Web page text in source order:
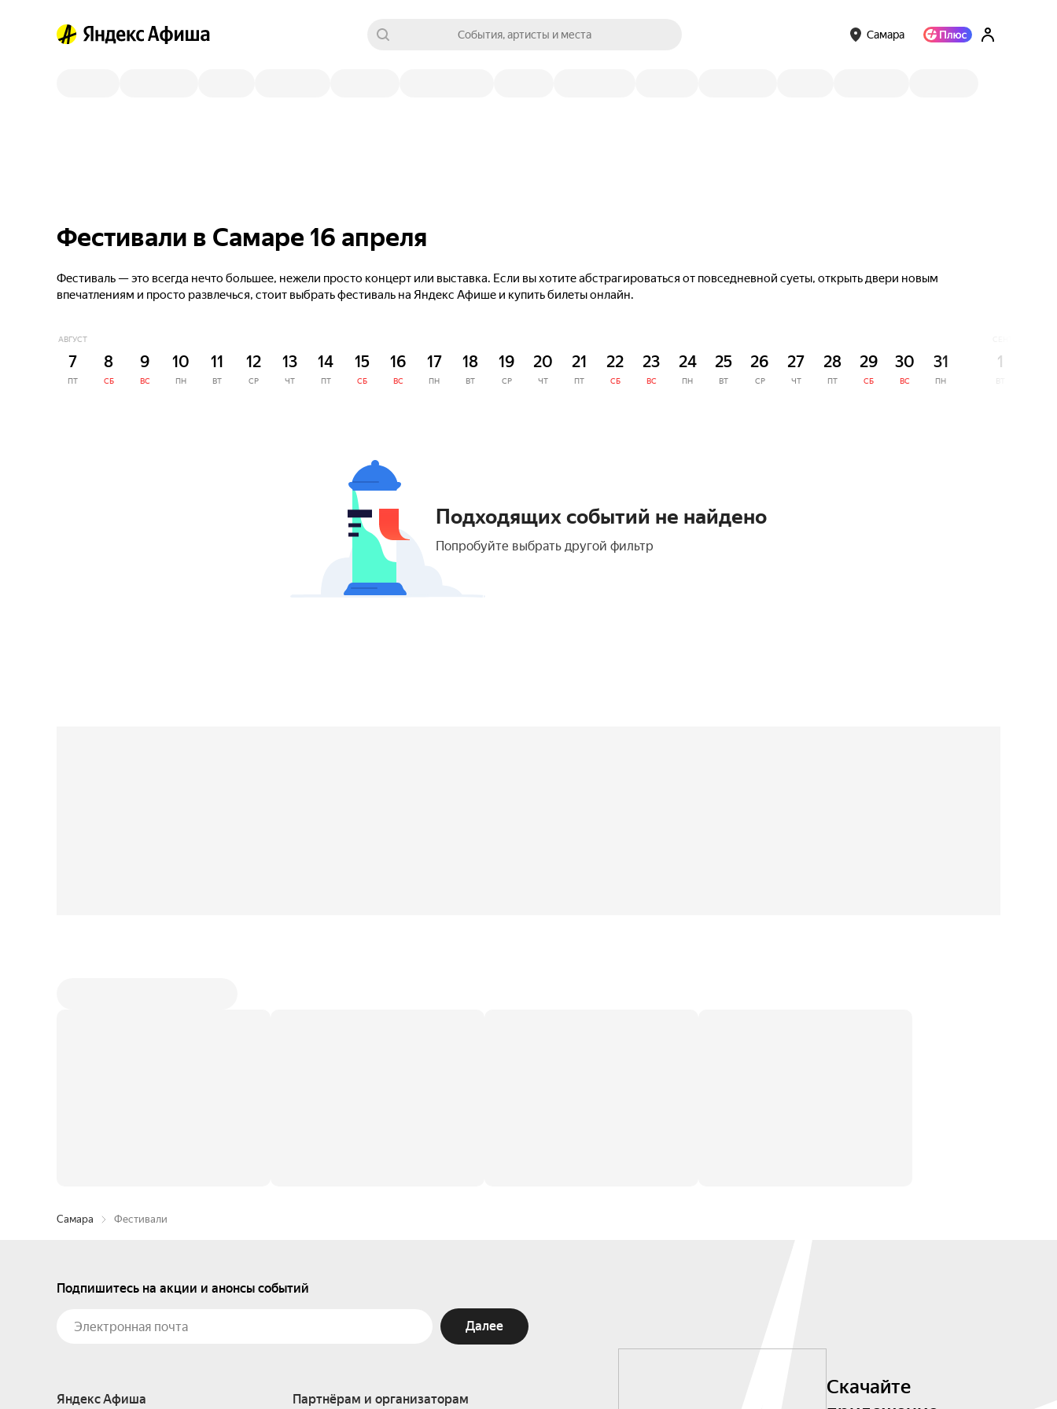
События, артисты и места Самара
Фестивали в Самаре 16 апреля
Фестиваль — это всегда нечто большее, нежели просто концерт или выставка. Если вы хотите абстрагироваться от повседневной суеты, открыть двери новым
впечатлениям и просто развлечься, стоит выбрать фестиваль на Яндекс Афише и купить билеты онлайн.
АВГУСТ
7
ПТ
8
СБ
9
ВС
10
ПН
11
ВТ
12
СР
13
ЧТ
14
ПТ
15
СБ
16
ВС
17
ПН
18
ВТ
19
СР
20
ЧТ
21
ПТ
22
СБ
23
ВС
24
ПН
25
ВТ
26
СР
27
ЧТ
28
ПТ
29
СБ
30
ВС
31
ПН
1
ВТ
Подходящих событий не найдено
Попробуйте выбрать другой фильтр
Самара Фестивали
Подпишитесь на акции и анонсы событий
Далее
Яндекс Афиша Партнёрам и организаторам
Скачайте